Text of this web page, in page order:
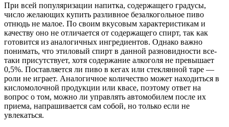
При всей популяризации напитка, содержащего градусы,
число желающих купить разливное безалкогольное пиво
отнюдь не малое. По своим вкусовым характеристикам и
качеству оно не отличается от содержащего спирт, так как
готовится из аналогичных ингредиентов. Однако важно
понимать, что этиловый спирт в данной разновидности все-
таки присутствует, хотя содержание алкоголя не превышает
0,5%. Поставляется ли пиво в кегах или стеклянной таре —
роли не играет. Аналогичное количество может находиться в
кисломолочной продукции или квасе, поэтому ответ на
вопрос о том, можно ли управлять автомобилем после их
приема, напрашивается сам собой, но только если не
увлекаться.